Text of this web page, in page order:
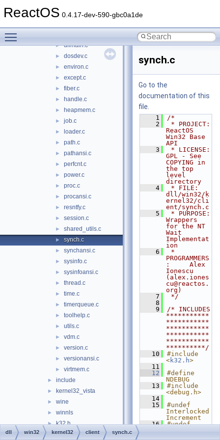
ReactOS 0.4.17-dev-590-gbc0a1de
► atomansi.c
► dllmain.c
► dosdev.c
► environ.c
► except.c
► fiber.c
► handle.c
► heapmem.c
► job.c
► loader.c
► path.c
► pathansi.c
► perfcnt.c
► power.c
► proc.c
► procansi.c
► resntfy.c
► session.c
► shared_utils.c
► synch.c
► synchansi.c
► sysinfo.c
► sysinfoansi.c
► thread.c
► time.c
► timerqueue.c
► toolhelp.c
► utils.c
► vdm.c
► version.c
► versionansi.c
► virtmem.c
► include
► kernel32_vista
► wine
► winnls
► k32.h
► kernelbase
synch.c
Go to the
documentation of this
file.
    1
/*
    2
* PROJECT:
ReactOS
Win32 Base
API
    3
* LICENSE:
GPL - See
COPYING in
the top
level
directory
    4
* FILE:
dll/win32/k
ernel32/cli
ent/synch.c
    5
* PURPOSE:
Wrappers
for the NT
Wait
Implementat
ion
    6
*
PROGRAMMERS
:     Alex
Ionescu
(alex.iones
cu@reactos.
org)
    7
*/
    8
    9
/* INCLUDES
***********
***********
***********
***********
***********
**********/
   10
#include
<k32.h>
   11
   12
#define
NDEBUG
   13
#include
<debug.h>
   14
   15
#undef
Interlocked
Increment
   16
#undef
dll win32 kernel32 client synch.c